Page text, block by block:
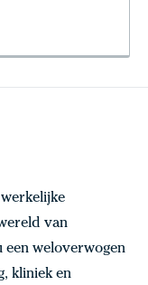
van
een weloverwogen
kliniek en